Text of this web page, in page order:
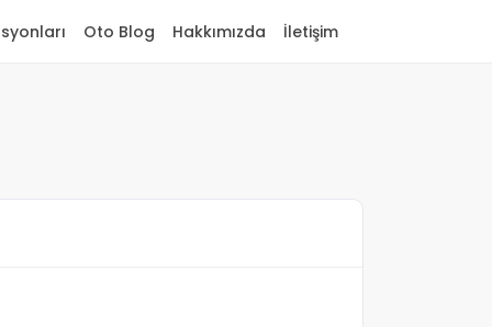
Oto Blog Hakkımızda İletişim